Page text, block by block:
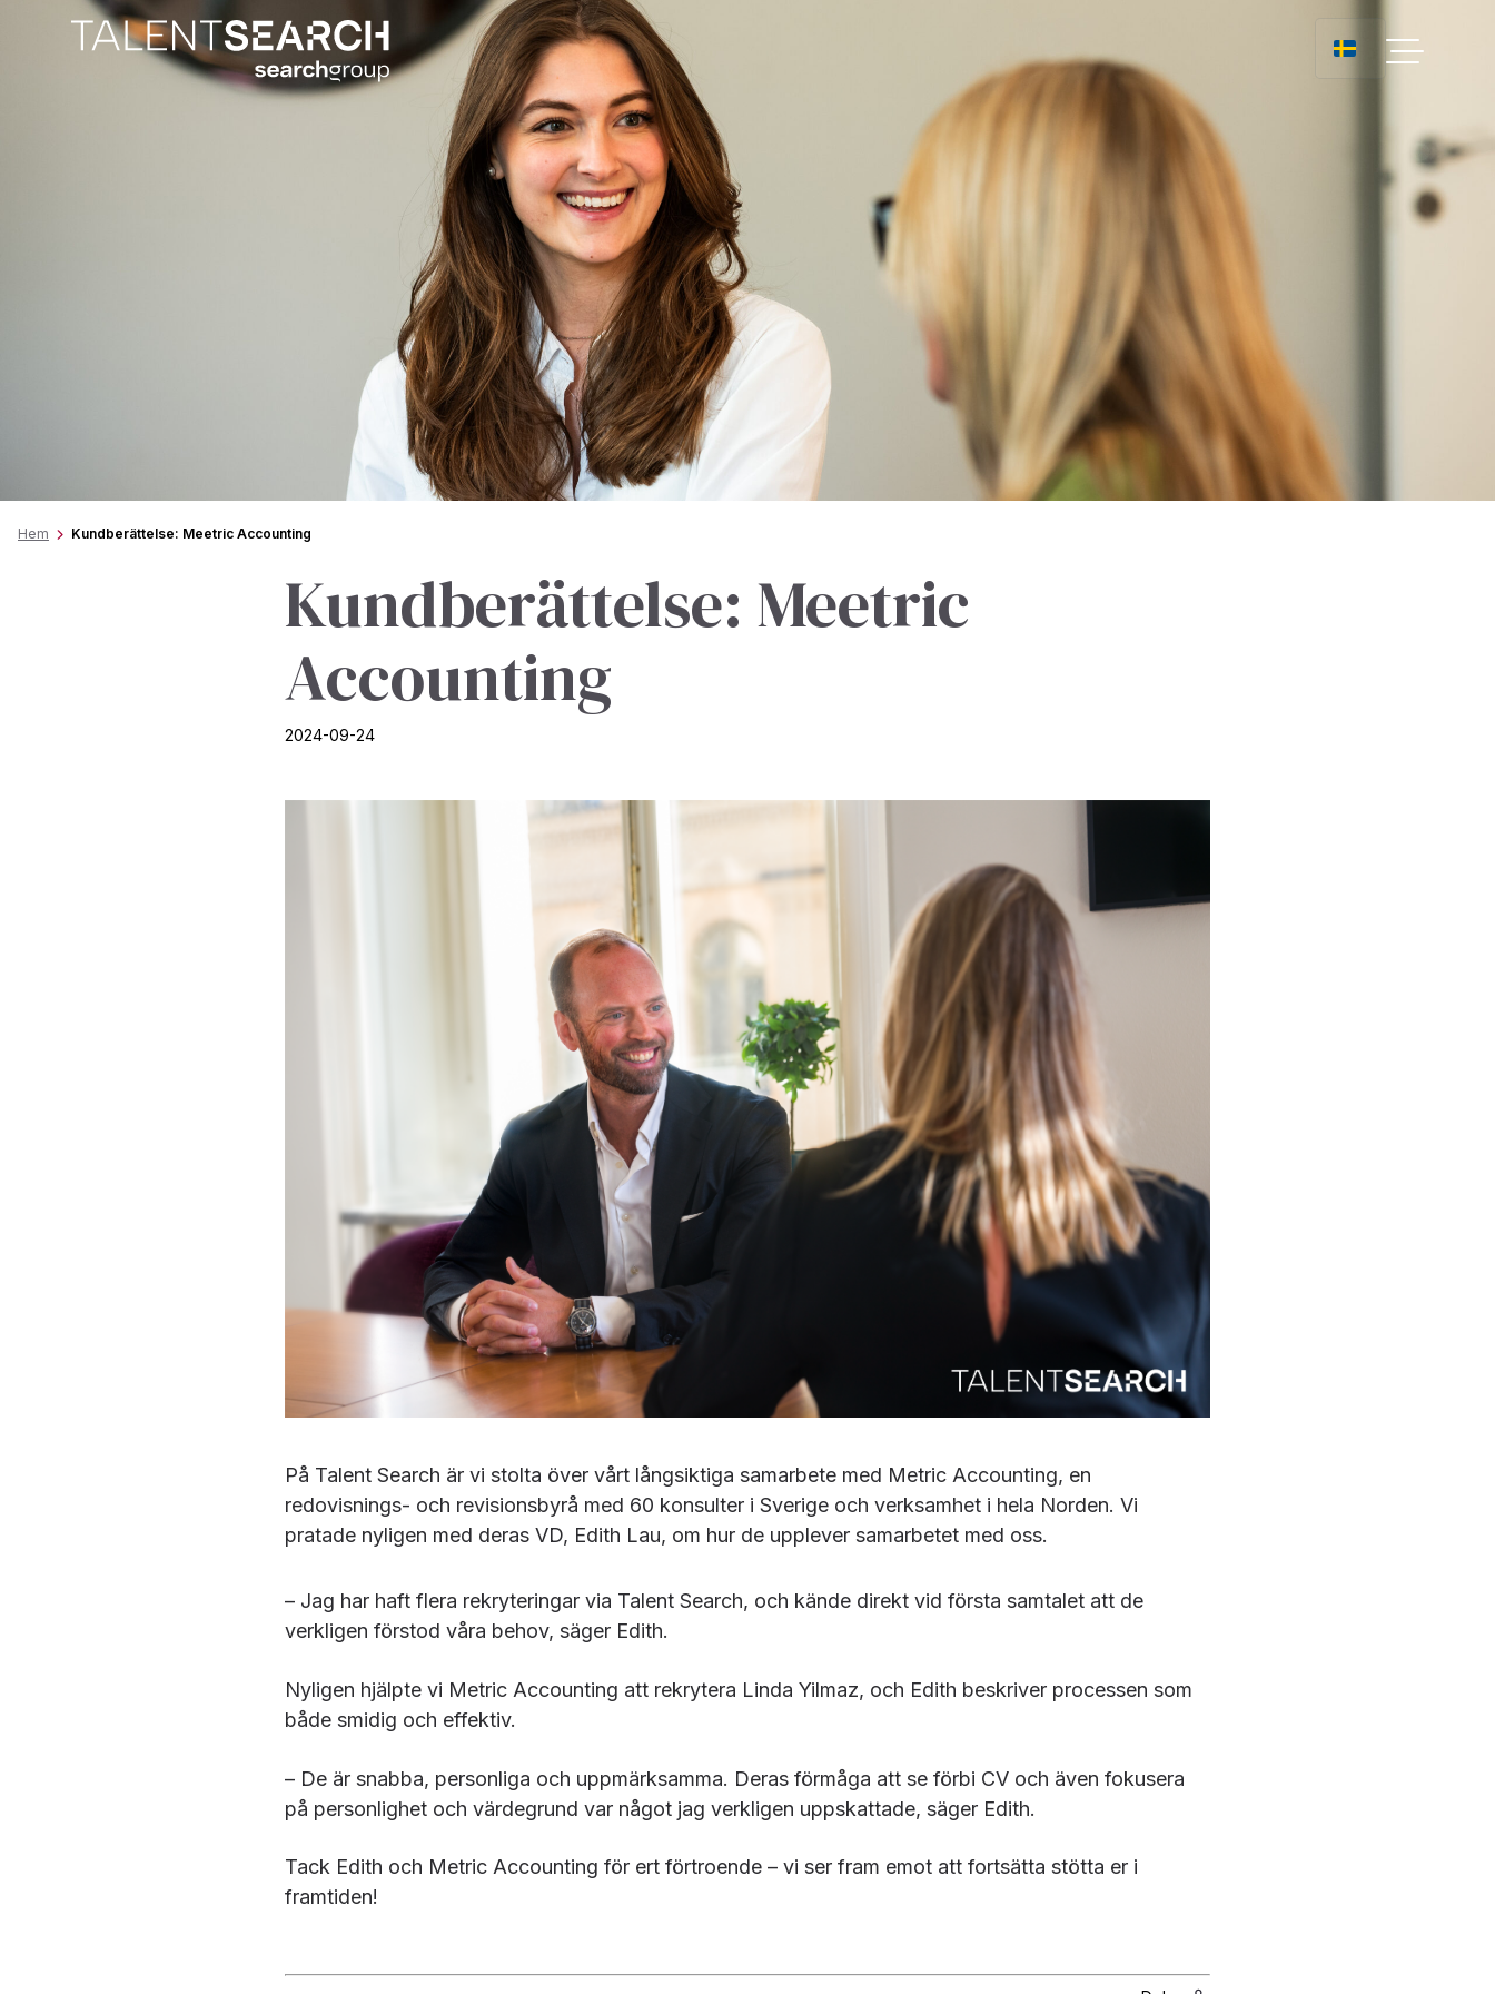
Hem Kundberättelse: Meetric Accounting
Kundberättelse: Meetric
Accounting
2024-09-24
På Talent Search är vi stolta över vårt långsiktiga samarbete med Metric Accounting, en
redovisnings- och revisionsbyrå med 60 konsulter i Sverige och verksamhet i hela Norden. Vi
pratade nyligen med deras VD, Edith Lau, om hur de upplever samarbetet med oss.
– Jag har haft flera rekryteringar via Talent Search, och kände direkt vid första samtalet att de
verkligen förstod våra behov, säger Edith.
Nyligen hjälpte vi Metric Accounting att rekrytera Linda Yilmaz, och Edith beskriver processen som
både smidig och effektiv.
– De är snabba, personliga och uppmärksamma. Deras förmåga att se förbi CV och även fokusera
på personlighet och värdegrund var något jag verkligen uppskattade, säger Edith.
Tack Edith och Metric Accounting för ert förtroende – vi ser fram emot att fortsätta stötta er i
framtiden!